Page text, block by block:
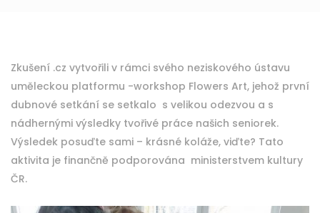
Zkušení .cz vytvořili v rámci svého neziskového ústavu
uměleckou platformu -workshop Flowers Art, jehož první
dubnové setkání se setkalo s velikou odezvou a s
nádhernými výsledky tvořivé práce našich seniorek.
Výsledek posuďte sami – krásné koláže, viďte? Tato
aktivita je finančně podporována ministerstvem kultury
ČR.